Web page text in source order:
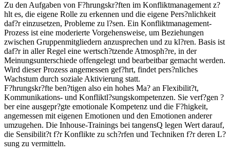
Zu den Aufgaben von F?hrungskr?ften im Konfliktmanagement z?
hlt es, die eigene Rolle zu erkennen und die eigene Pers?nlichkeit
daf?r einzusetzen, Probleme zu l?sen. Ein Konfliktmanagement-
Prozess ist eine moderierte Vorgehensweise, um Beziehungen
zwischen Gruppenmitgliedern anzusprechen und zu kl?ren. Basis ist
daf?r in aller Regel eine wertsch?tzende Atmosph?re, in der
Meinungsunterschiede offengelegt und bearbeitbar gemacht werden.
Wird dieser Prozess angemessen gef?hrt, findet pers?nliches
Wachstum durch soziale Aktivierung statt.
F?hrungskr?fte ben?tigen also ein hohes Ma? an Flexibilit?t,
Kommunikations- und Konfliktl?sungskompetenzen. Sie verf?gen ?
ber eine ausgepr?gte emotionale Kompetenz und die F?higkeit,
angemessen mit eigenen Emotionen und den Emotionen anderer
umzugehen. Die Inhouse-Trainings bei tangensQ legen Wert darauf,
die Sensibilit?t f?r Konflikte zu sch?rfen und Techniken f?r deren L?
sung zu vermitteln.